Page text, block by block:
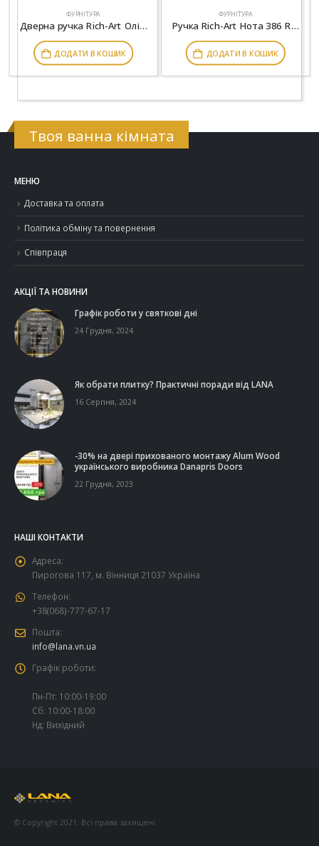
ФУРНІТУРА
Дверна ручка Rich-Art Олівія 645 R40 MSN матовий нікель
ДОДАТИ В КОШИК
ФУРНІТУРА
Ручка Rich-Art Нота 386 R 65 CP хром
ДОДАТИ В КОШИК
Твоя ванна кімната
МЕНЮ
Доставка та оплата
Політика обміну та повернення
Співпраця
АКЦІЇ ТА НОВИНИ
Графік роботи у святкові дні
24 Грудня, 2024
Як обрати плитку? Практичні поради від LANA
16 Серпня, 2024
-30% на двері прихованого монтажу Alum Wood
українського виробника Danapris Doors
22 Грудня, 2023
НАШІ КОНТАКТИ
Адреса:
Пирогова 117, м. Вінниця 21037 Україна
Телефон:
+38(068)-777-67-17
Пошта:
info@lana.vn.ua
Графік роботи:
Пн-Пт: 10:00-19:00
Сб: 10:00-18:00
Нд: Вихідний
© Copyright 2021. Всі права захищені.